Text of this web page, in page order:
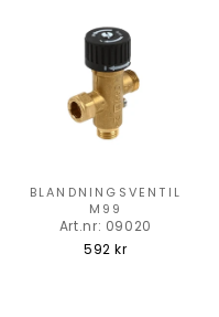
BLANDNINGSVENTIL
M99
Art.nr: 09020
592 kr